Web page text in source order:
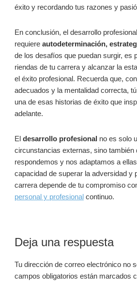
éxito y recordando tus razones y
En conclusión, el desarrollo
requiere autodeterminación,
de los desafíos que puedan surgir, es
riendas de tu carrera y alcanzar la
el éxito profesional. Recuerda que,
adecuados y la mentalidad correcta,
una de esas historias de éxito que
adelante.
El desarrollo profesional no es solo
circunstancias externas, sino también
respondemos y nos adaptamos a
capacidad de superar la adversidad y
carrera depende de tu compromiso
personal y profesional continuo.
Interacciones
con
los
Deja una respuesta
Tu dirección de correo electrónico no
campos obligatorios están marcados